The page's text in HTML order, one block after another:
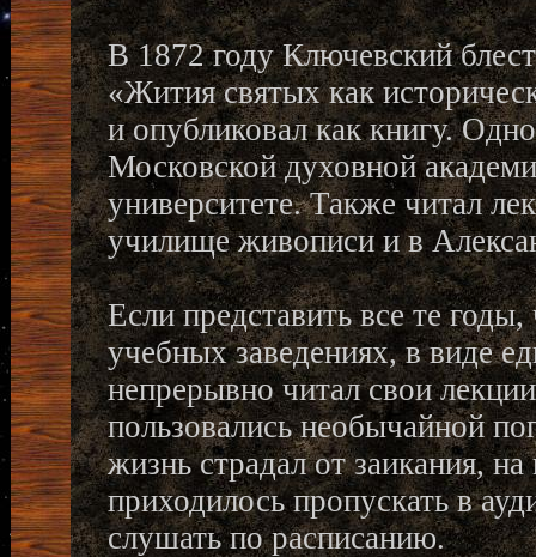
В 1872 году Ключевский
«Жития святых как
и опубликовал как книгу.
Московской духовной
университете. Также читал
училище живописи и в
Если представить все те
учебных заведениях, в виде
непрерывно читал свои
пользовались необычайной
жизнь страдал от заикания,
приходилось пропускать в
слушать по расписанию.